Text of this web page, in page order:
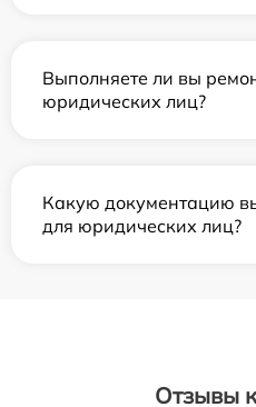
Выполняете ли вы
юридических лиц?
Какую документацию
для юридических лиц?
Отзывы